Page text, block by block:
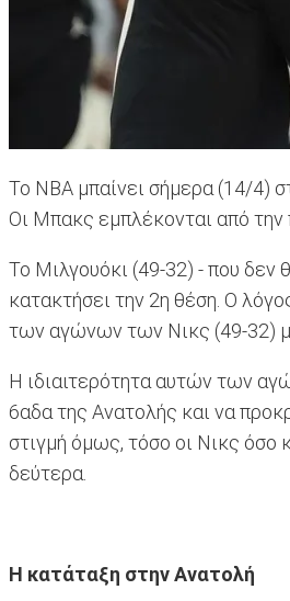
Το NBA μπαίνει σήμερα (14/4)
Οι Μπακς εμπλέκονται από την
Το Μιλγουόκι (49-32) - που δεν
κατακτήσει την 2η θέση. Ο
των αγώνων των Νικς (49-32)
Η ιδιαιτερότητα αυτών των
6αδα της Ανατολής και να
στιγμή όμως, τόσο οι Νικς όσο
δεύτερα.
Η κατάταξη στην Ανατολή